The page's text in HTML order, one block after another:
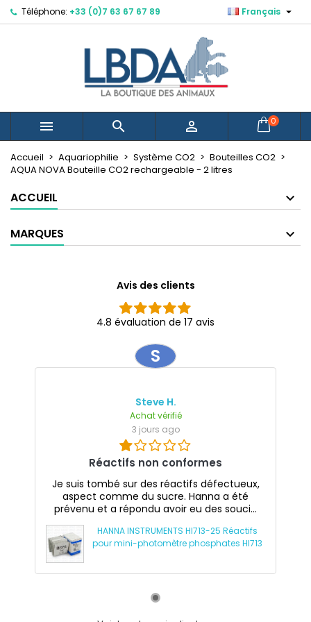
Téléphone: +33 (0)7 63 67 67 89 Français 
   0
Accueil Aquariophilie Système CO2
Bouteilles CO2
AQUA NOVA Bouteille CO2 rechargeable - 2 litres
ACCUEIL
MARQUES
Avis des clients
4.8 évaluation de 17 avis
S
Steve H.
Achat vérifié
3 jours ago
Réactifs non conformes
Je suis tombé sur des réactifs défectueux,
aspect comme du sucre. Hanna a été
prévenu et a répondu avoir eu des souci...
HANNA INSTRUMENTS HI713-25 Réactifs
pour mini-photomètre phosphates HI713
Mes listes d'envies ×
add_circle_outline Créer une nouvelle liste
Créer une liste d'envies ×
Nom de la liste d'envies
Annuler Créer une liste d'envies
Connexion ×
Vous devez être connecté pour ajouter des produits
à votre liste d'envies.
Annuler Connexion